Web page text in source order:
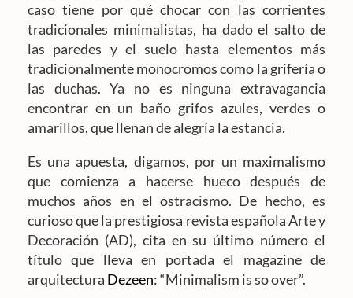
caso tiene por qué chocar con las corrientes
tradicionales minimalistas, ha dado el salto de
las paredes y el suelo hasta elementos más
tradicionalmente monocromos como la grifería o
las duchas. Ya no es ninguna extravagancia
encontrar en un baño grifos azules, verdes o
amarillos, que llenan de alegría la estancia.
Es una apuesta, digamos, por un maximalismo
que comienza a hacerse hueco después de
muchos años en el ostracismo. De hecho, es
curioso que la prestigiosa revista española Arte y
Decoración (AD), cita en su último número el
título que lleva en portada el magazine de
arquitectura Dezeen: “Minimalism is so over”.